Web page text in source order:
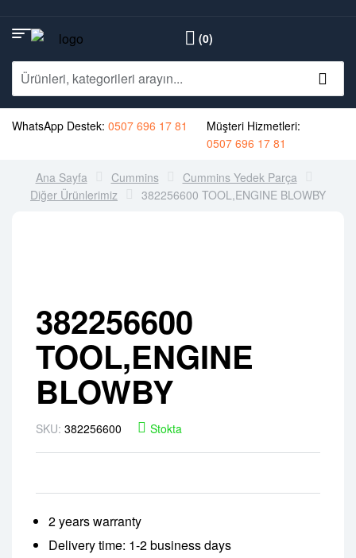
(0)
WhatsApp Destek: 0507 696 17 81
Müşteri Hizmetleri:
0507 696 17 81
Ana Sayfa Cummins
Cummins Yedek Parça
Diğer Ürünlerimiz
382256600 TOOL,ENGINE BLOWBY
382256600
TOOL,ENGINE
BLOWBY
SKU: 382256600 Stokta
2 years warranty
Delivery time: 1-2 business days